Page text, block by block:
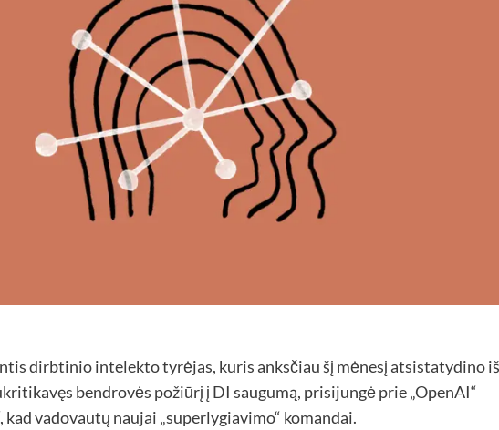
dirbtinio intelekto tyrėjas, kuris anksčiau šį mėnesį atsistatydino iš
bendrovės požiūrį į DI saugumą, prisijungė prie „OpenAI“
vadovautų naujai „superlygiavimo“ komandai.